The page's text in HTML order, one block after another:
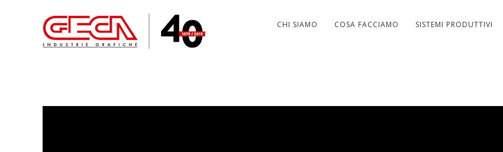
CHI SIAMO COSA FACCIAMO SISTEMI PRODUTTIVI